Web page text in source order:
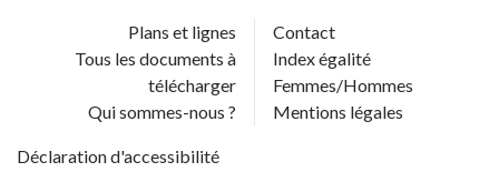
Plans et lignes
Tous les documents à
télécharger
Qui sommes-nous ?
Contact
Index égalité
Femmes/Hommes
Mentions légales
Déclaration d'accessibilité